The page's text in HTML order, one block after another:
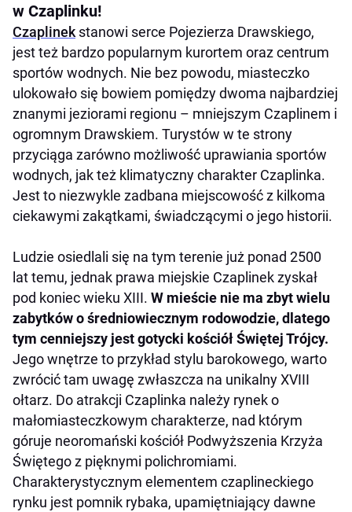
w Czaplinku!
Czaplinek stanowi serce Pojezierza Drawskiego,
jest też bardzo popularnym kurortem oraz centrum
sportów wodnych. Nie bez powodu, miasteczko
ulokowało się bowiem pomiędzy dwoma najbardziej
znanymi jeziorami regionu – mniejszym Czaplinem i
ogromnym Drawskiem. Turystów w te strony
przyciąga zarówno możliwość uprawiania sportów
wodnych, jak też klimatyczny charakter Czaplinka.
Jest to niezwykle zadbana miejscowość z kilkoma
ciekawymi zakątkami, świadczącymi o jego historii.
Ludzie osiedlali się na tym terenie już ponad 2500
lat temu, jednak prawa miejskie Czaplinek zyskał
pod koniec wieku XIII. W mieście nie ma zbyt wielu
zabytków o średniowiecznym rodowodzie, dlatego
tym cenniejszy jest gotycki kościół Świętej Trójcy.
Jego wnętrze to przykład stylu barokowego, warto
zwrócić tam uwagę zwłaszcza na unikalny XVIII
ołtarz. Do atrakcji Czaplinka należy rynek o
małomiasteczkowym charakterze, nad którym
góruje neoromański kościół Podwyższenia Krzyża
Świętego z pięknymi polichromiami.
Charakterystycznym elementem czaplineckiego
rynku jest pomnik rybaka, upamiętniający dawne